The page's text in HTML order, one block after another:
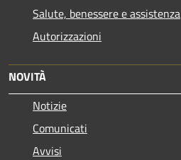
Salute, benessere e assistenza
Autorizzazioni
NOVITÀ
Notizie
Comunicati
Avvisi